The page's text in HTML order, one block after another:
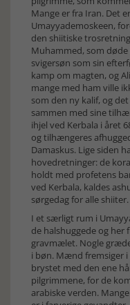
Mange er fra Iran. Det
Umayyademoskeen,
den shiitiske
Muhammed, som døde
svigersøn som sin
kamp om magten, og
mange med ham ville
som den ny kalif, og
sammen med sine
ihjel ved Kerbala i året
og tilhængeres
Damaskus. Lige siden
hovedretninger: de
holdt med profetens
ved Kerbala, kaldes
sørgedag for alle shiiter.
I et særligt rum i
de halshuggede og
gravmælet. Nogle
i bøn. Mænd fremsiger i
brystet med den ene
pilgrimmene, for de
arabiske verden.